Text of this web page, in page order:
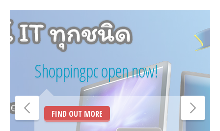
Shoppingpc open now!
FIND OUT MORE